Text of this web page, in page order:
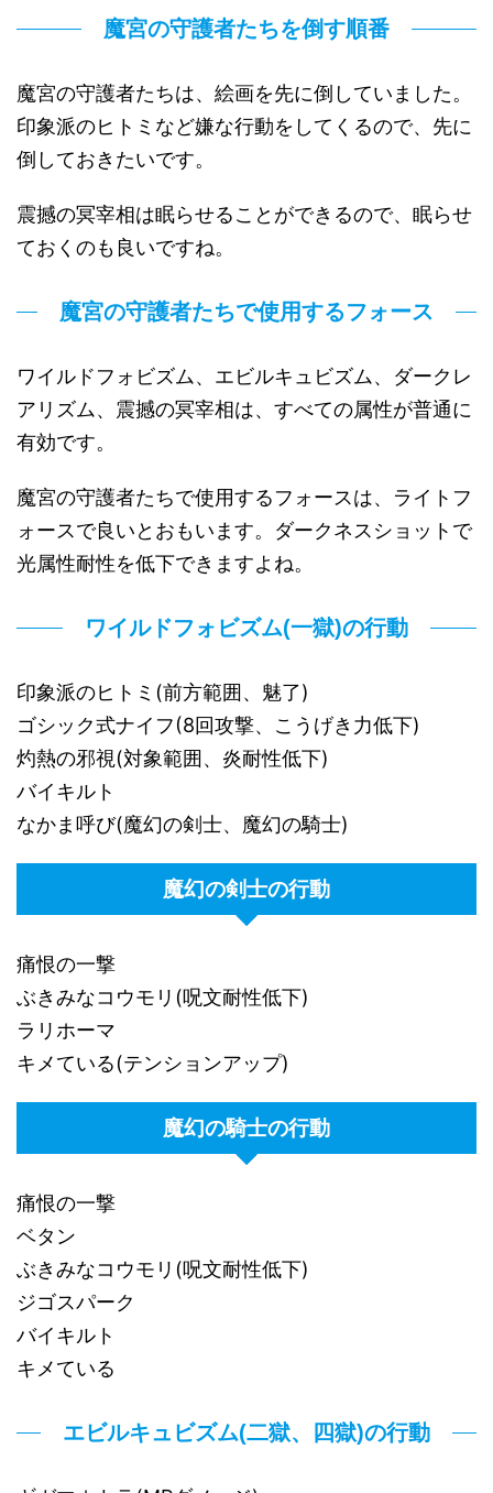
魔宮の守護者たちを倒す順番
魔宮の守護者たちは、絵画を先に倒していました。
印象派のヒトミなど嫌な行動をしてくるので、先に
倒しておきたいです。
震撼の冥宰相は眠らせることができるので、眠らせ
ておくのも良いですね。
魔宮の守護者たちで使用するフォース
ワイルドフォビズム、エビルキュビズム、ダークレ
アリズム、震撼の冥宰相は、すべての属性が普通に
有効です。
魔宮の守護者たちで使用するフォースは、ライトフ
ォースで良いとおもいます。ダークネスショットで
光属性耐性を低下できますよね。
ワイルドフォビズム(一獄)の行動
印象派のヒトミ(前方範囲、魅了)
ゴシック式ナイフ(8回攻撃、こうげき力低下)
灼熱の邪視(対象範囲、炎耐性低下)
バイキルト
なかま呼び(魔幻の剣士、魔幻の騎士)
魔幻の剣士の行動
痛恨の一撃
ぶきみなコウモリ(呪文耐性低下)
ラリホーマ
キメている(テンションアップ)
魔幻の騎士の行動
痛恨の一撃
ベタン
ぶきみなコウモリ(呪文耐性低下)
ジゴスパーク
バイキルト
キメている
エビルキュビズム(二獄、四獄)の行動